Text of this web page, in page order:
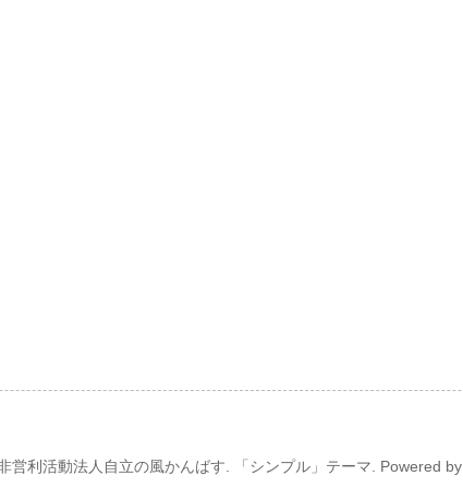
営利活動法人自立の風かんばす. 「シンプル」テーマ. Powered by